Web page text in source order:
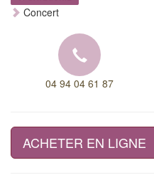
Concert
04 94 04 61 87
ACHETER EN LIGNE